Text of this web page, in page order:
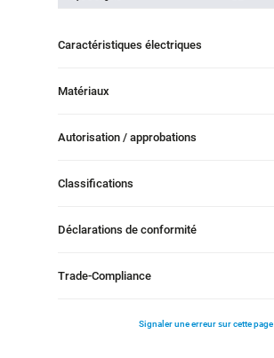
Caractéristiques électriques
Matériaux
Autorisation / approbations
Classifications
Déclarations de conformité
Trade-Compliance
Signaler une erreur sur cette page